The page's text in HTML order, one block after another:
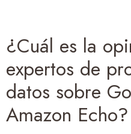
¿Cuál es la
expertos de
datos sobre
Amazon Echo?